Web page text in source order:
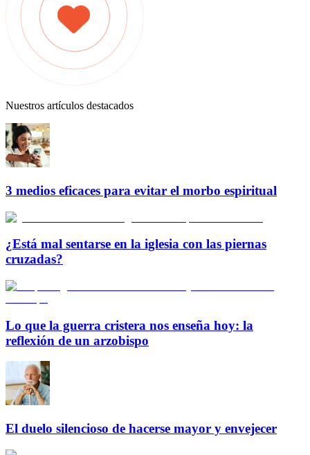
Nuestros artículos destacados
3 medios eficaces para evitar el morbo espiritual
¿Está mal sentarse en la iglesia con las piernas
cruzadas?
Lo que la guerra cristera nos enseña hoy: la
reflexión de un arzobispo
El duelo silencioso de hacerse mayor y envejecer